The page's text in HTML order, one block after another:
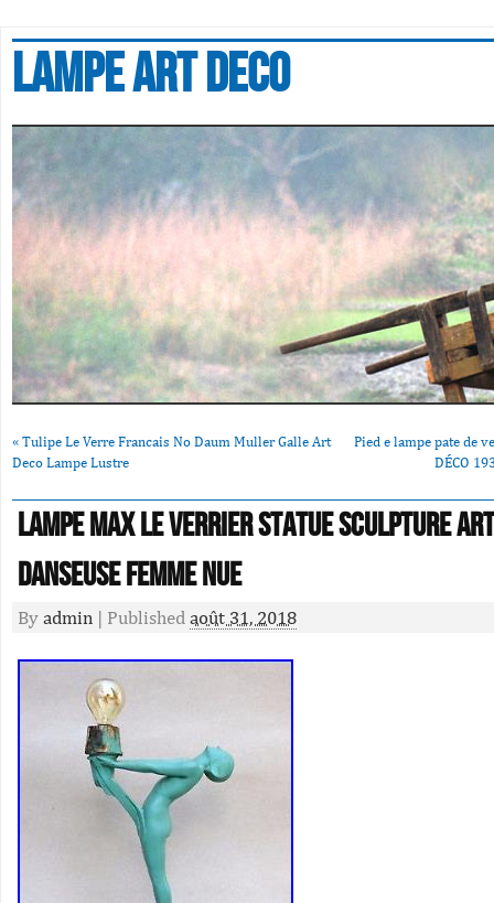
Lampe art deco
« Tulipe Le Verre Francais No Daum Muller Galle Art
Deco Lampe Lustre
Pied e lampe pate de
DÉCO
Lampe MAX LE VERRIER STATUE SCULPTURE
DANSEUSE Femme nue
By admin | Published août 31, 2018